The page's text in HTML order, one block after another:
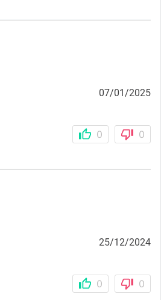
07/01/2025
0 0
25/12/2024
0 0